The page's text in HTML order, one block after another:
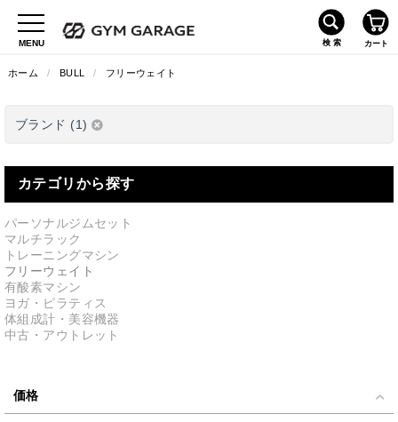
ホーム / BULL / フリーウェイト
ブランド (1)
カテゴリから探す
パーソナルジムセット
マルチラック
トレーニングマシン
フリーウェイト
有酸素マシン
ヨガ・ピラティス
体組成計・美容機器
中古・アウトレット
価格